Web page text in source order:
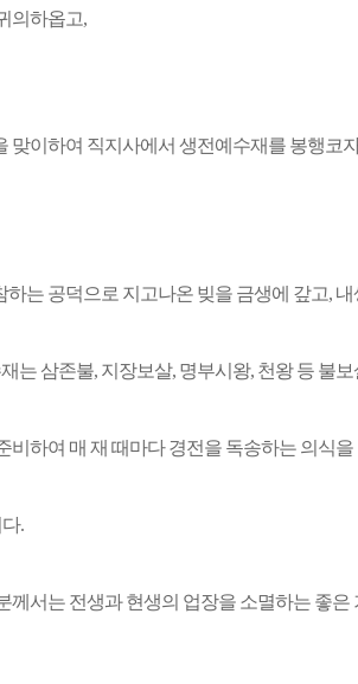
의하옵고,
맞이하여 직지사에서 생전예수재를 봉행코
는 공덕으로 지고나온 빚을 금생에 갚고,
는 삼존불, 지장보살, 명부시왕, 천왕 등 불
비하여 매 재 때마다 경전을 독송하는 의식
.
께서는 전생과 현생의 업장을 소멸하는 좋